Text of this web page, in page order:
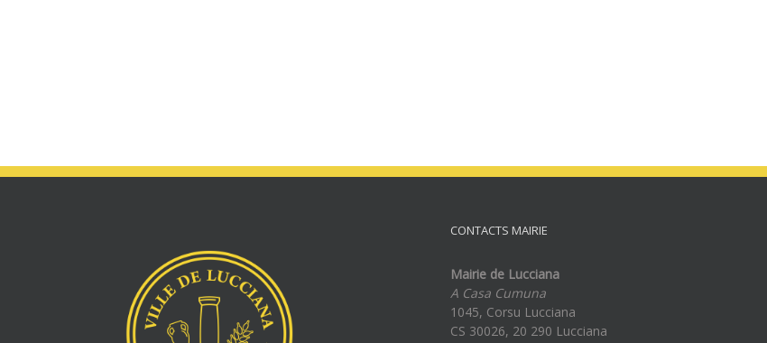
CONTACTS MAIRIE
Mairie de Lucciana
A Casa Cumuna
1045, Corsu Lucciana
CS 30026, 20 290 Lucciana